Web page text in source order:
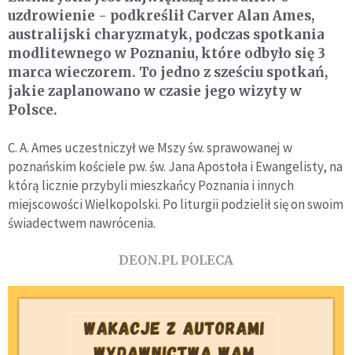
uzdrowienie - podkreślił Carver Alan Ames,
australijski charyzmatyk, podczas spotkania
modlitewnego w Poznaniu, które odbyło się 3
marca wieczorem. To jedno z sześciu spotkań,
jakie zaplanowano w czasie jego wizyty w
Polsce.
C. A. Ames uczestniczył we Mszy św. sprawowanej w
poznańskim kościele pw. św. Jana Apostoła i Ewangelisty, na
którą licznie przybyli mieszkańcy Poznania i innych
miejscowości Wielkopolski. Po liturgii podzielił się on swoim
świadectwem nawrócenia.
DEON.PL POLECA